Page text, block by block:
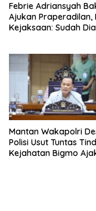
Febrie Adriansyah
Ajukan Praperadilan,
Kejaksaan: Sudah
Mantan Wakapolri
Polisi Usut Tuntas
Kejahatan Bigmo